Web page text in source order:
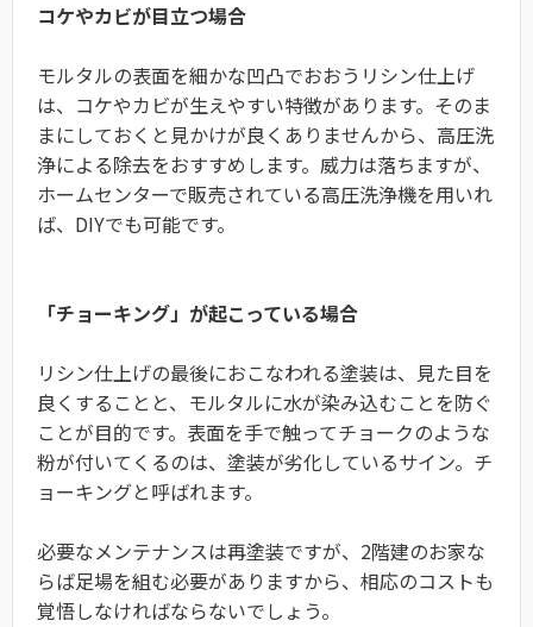
コケやカビが目立つ場合
モルタルの表面を細かな凹凸でおおうリシン仕上げ
は、コケやカビが生えやすい特徴があります。そのま
まにしておくと見かけが良くありませんから、高圧洗
浄による除去をおすすめします。威力は落ちますが、
ホームセンターで販売されている高圧洗浄機を用いれ
ば、DIYでも可能です。
「チョーキング」が起こっている場合
リシン仕上げの最後におこなわれる塗装は、見た目を
良くすることと、モルタルに水が染み込むことを防ぐ
ことが目的です。表面を手で触ってチョークのような
粉が付いてくるのは、塗装が劣化しているサイン。チ
ョーキングと呼ばれます。
必要なメンテナンスは再塗装ですが、2階建のお家な
らば足場を組む必要がありますから、相応のコストも
覚悟しなければならないでしょう。